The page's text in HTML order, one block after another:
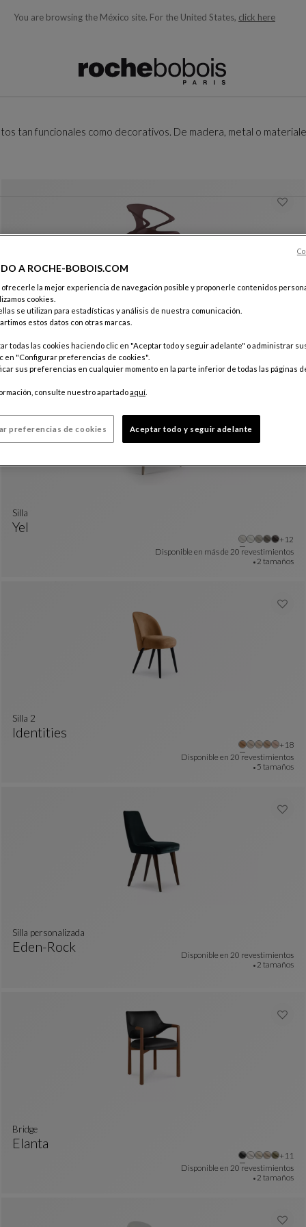
You are browsing the México site. For the United States, click here
debajo acorde con lo que está buscando)
tan funcionales como decorativos. De madera, metal o
Ava
Bridge
Ver Descripción Completa
Bridge
: 31 colores disponibles
Yel
Silla
+12Otros
Disponible en más de 20 revestimientos
2 tamaños
: 18 colores disponibles
Identities
silla 2
+18Otros
Disponible en 20 revestimientos
5 tamaños
: 32 colores disponibles
Eden-Rock
Silla personalizada
Disponible en 20 revestimientos
2 tamaños
: 18 colores disponibles
Elanta
bridge
+11Otros
Disponible en 20 revestimientos
2 tamaños
A ROCHE-BOBOIS.COM
ofrecerle la mejor experiencia de navegación posible y proponerle contenidos
cookies.
se utilizan para estadísticas y análisis de nuestra comunicación.
estos datos con otras marcas.
todas las cookies haciendo clic en "Aceptar todo y seguir adelante" o administrar
en "Configurar preferencias de cookies".
sus preferencias en cualquier momento en la parte inferior de todas las páginas
consulte nuestro apartadoaquí
preferencias de cookies Aceptar todo y seguir adelante